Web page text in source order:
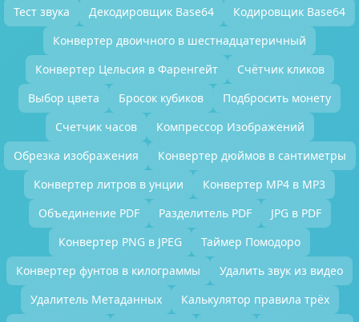
Тест звука
Декодировщик Base64
Кодировщик Base64
Конвертер двоичного в шестнадцатеричный
Конвертер Цельсия в Фаренгейт
Счётчик кликов
Выбор цвета
Бросок кубиков
Подбросить монету
Счетчик часов
Компрессор Изображений
Обрезка изображения
Конвертер дюймов в сантиметры
Конвертер литров в унции
Конвертер MP4 в MP3
Объединение PDF
Разделитель PDF
JPG в PDF
Конвертер PNG в JPEG
Таймер Помодоро
Конвертер фунтов в килограммы
Удалить звук из видео
Удалитель Метаданных
Калькулятор правила трёх